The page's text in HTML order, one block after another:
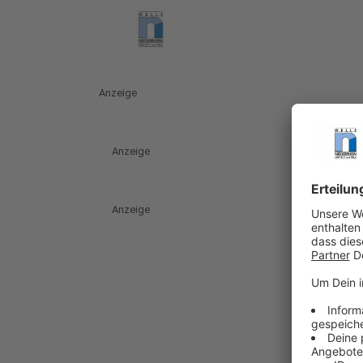
Anzeige
Anzeige
Anzeige